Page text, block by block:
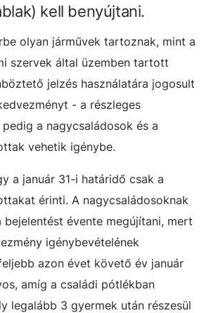
kell benyújtani.
olyan járművek tartoznak, mint a
szervek által üzemben tartott
jelzés használatára jogosult
- a részleges
a nagycsaládosok és a
vehetik igénybe.
a január 31-i határidő csak a
érinti. A nagycsaládosoknak
bejelentést évente megújítani, mert
igénybevételének
azon évet követő év január
amíg a családi pótlékban
legalább 3 gyermek után részesül